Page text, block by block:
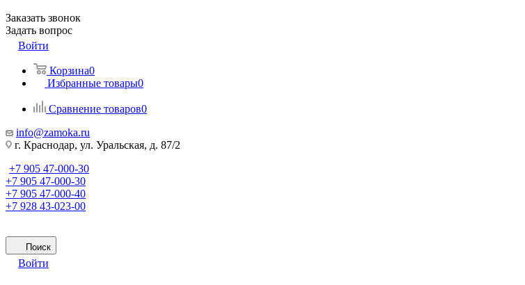
Заказать звонок
Задать вопрос
Войти
Корзина0
Избранные товары0
Сравнение товаров0
info@zamoka.ru
г. Краснодар, ул. Уральская, д. 87/2
+7 905 47-000-30
+7 905 47-000-30
+7 905 47-000-40
+7 928 43-023-00
Поиск
Войти